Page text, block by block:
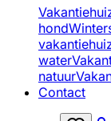
hond
water
natuur
Contact